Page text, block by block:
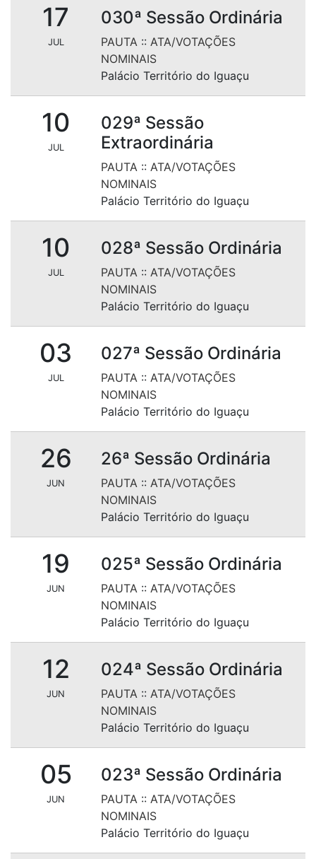
17
JUL
030ª Sessão Ordinária
PAUTA :: ATA/VOTAÇÕES
NOMINAIS
Palácio Território do Iguaçu
10
JUL
029ª Sessão
Extraordinária
PAUTA :: ATA/VOTAÇÕES
NOMINAIS
Palácio Território do Iguaçu
10
JUL
028ª Sessão Ordinária
PAUTA :: ATA/VOTAÇÕES
NOMINAIS
Palácio Território do Iguaçu
03
JUL
027ª Sessão Ordinária
PAUTA :: ATA/VOTAÇÕES
NOMINAIS
Palácio Território do Iguaçu
26
JUN
26ª Sessão Ordinária
PAUTA :: ATA/VOTAÇÕES
NOMINAIS
Palácio Território do Iguaçu
19
JUN
025ª Sessão Ordinária
PAUTA :: ATA/VOTAÇÕES
NOMINAIS
Palácio Território do Iguaçu
12
JUN
024ª Sessão Ordinária
PAUTA :: ATA/VOTAÇÕES
NOMINAIS
Palácio Território do Iguaçu
05
JUN
023ª Sessão Ordinária
PAUTA :: ATA/VOTAÇÕES
NOMINAIS
Palácio Território do Iguaçu